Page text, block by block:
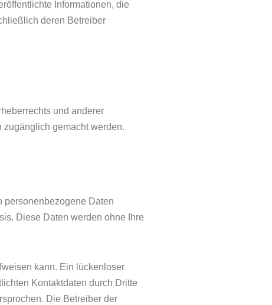
Informationen, die
deren Betreiber
und anderer
zugänglich gemacht werden.
personenbezogene Daten
Diese Daten werden ohne Ihre
kann. Ein lückenloser
Kontaktdaten durch Dritte
Die Betreiber der